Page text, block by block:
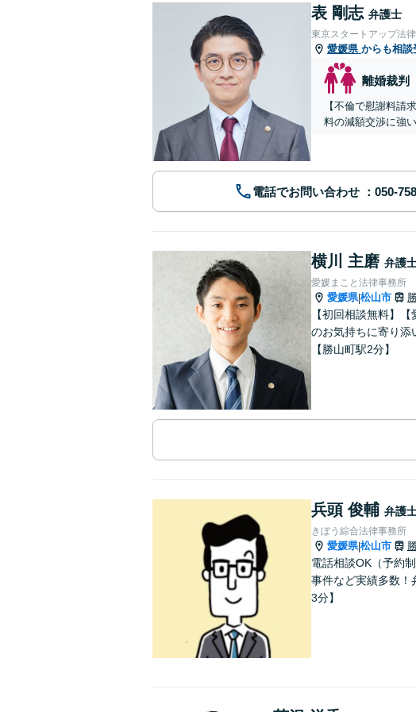
表 剛志 弁護士
東京スタートアップ法
愛媛県 からも相談
離婚裁判
【不倫で慰謝料請
料の減額交渉に強
電話でお問い合わせ
横川 主磨 弁護
愛媛まこと法律事務所
愛媛県|松山市
【初回相談無料】
のお気持ちに寄り添
【勝山町駅2分】
兵頭 俊輔 弁護
きぼう綜合法律事務所
愛媛県|松山市
電話相談OK（予約
事件など実績多数！
3分】